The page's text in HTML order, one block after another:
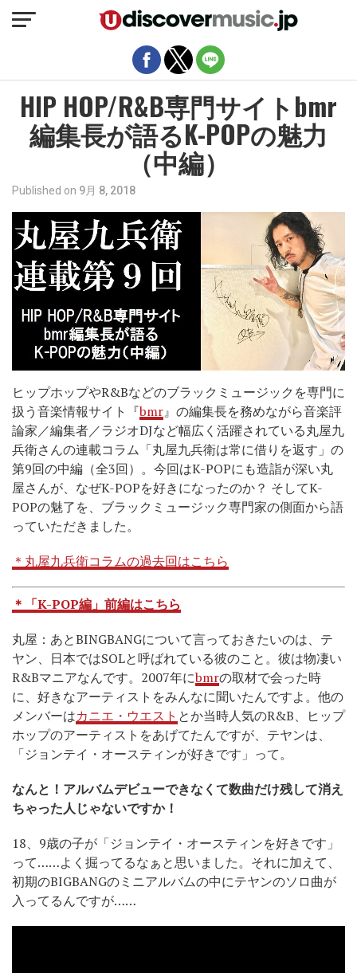
HIP HOP/R&B専門サイトbmr
編集長が語るK-POPの魅力
（中編）
Published on 9月 8, 2018
ヒップホップやR&Bなどのブラックミュージックを専門に
扱う音楽情報サイト『bmr』の編集長を務めながら音楽評
論家／編集者／ラジオDJなど幅広く活躍されている丸屋九
兵衛さんの連載コラム「丸屋九兵衛は常に借りを返す」の
第9回の中編（全3回）。今回はK-POPにも造詣が深い丸
屋さんが、なぜK-POPを好きになったのか？ そしてK-
POPの魅了を、ブラックミュージック専門家の側面から語
っていただきました。
＊丸屋九兵衛コラムの過去回はこちら
＊「K-POP編」前編はこちら
丸屋：あとBINGBANGについて言っておきたいのは、テ
ヤン、日本ではSOLと呼ばれている彼のこと。彼は物凄い
R&Bマニアなんです。2007年にbmrの取材で会った時
に、好きなアーティストをみんなに聞いたんですよ。他の
メンバーはカニエ・ウエスト とか当時人気のR&B、ヒップ
ホップのアーティストをあげてたんですが、テヤンは、
「ジョンテイ・オースティンが好きです」って。
なんと！アルバムデビューできなくて数曲だけ残して消え
ちゃった人じゃないですか！
18、9歳の子が「ジョンテイ・オースティンを好きです」
って……よく掘ってるなぁと思いました。それに加えて、
初期のBIGBANGのミニアルバムの中にテヤンのソロ曲が
入ってるんですが……
モバイルバージョンを終了